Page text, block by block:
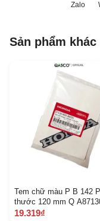
Zalo
Sản phẩm khác
Tem chữ màu P B 142
thước 120 mm Q
860 Z C 662
19.319₫